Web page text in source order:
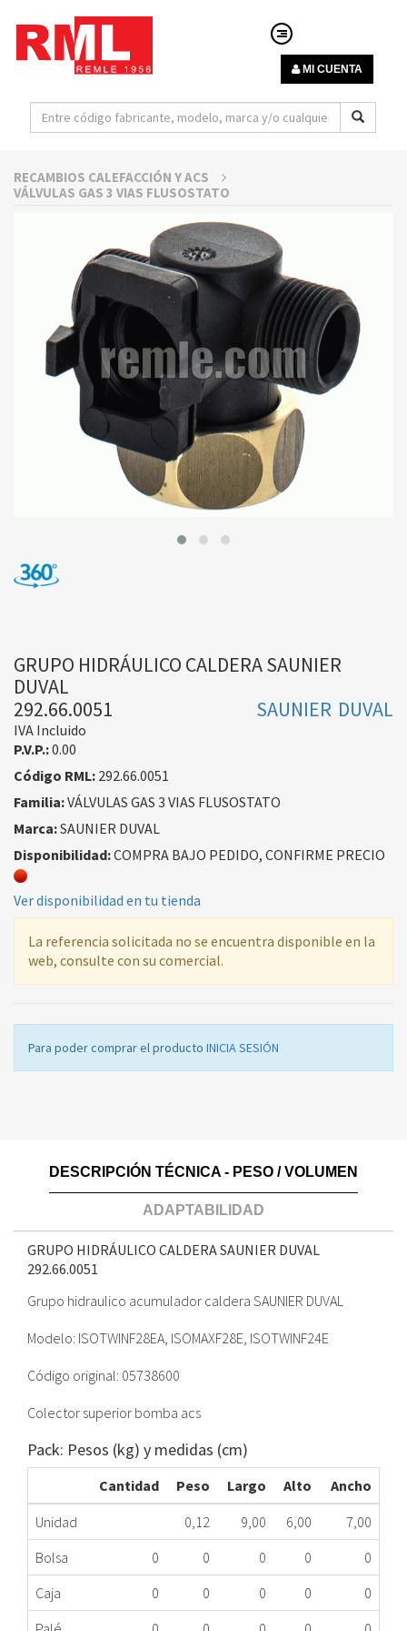
MI CUENTA
RECAMBIOS CALEFACCIÓN Y ACS
VÁLVULAS GAS 3 VIAS FLUSOSTATO
GRUPO HIDRÁULICO CALDERA SAUNIER
DUVAL
292.66.0051
SAUNIER DUVAL
IVA Incluido
P.V.P.:0.00
Código RML: 292.66.0051
Familia:VÁLVULAS GAS 3 VIAS FLUSOSTATO
Marca:SAUNIER DUVAL
Disponibilidad:COMPRA BAJO PEDIDO, CONFIRME PRECIO
Ver disponibilidad en tu tienda
La referencia solicitada no se encuentra disponible en la
web, consulte con su comercial.
Para poder comprar el producto INICIA SESIÓN
DESCRIPCIÓN TÉCNICA - PESO / VOLUMEN
ADAPTABILIDAD
GRUPO HIDRÁULICO CALDERA SAUNIER DUVAL
292.66.0051
Grupo hidraulico acumulador caldera SAUNIER DUVAL
Modelo: ISOTWINF28EA, ISOMAXF28E, ISOTWINF24E
Código original: 05738600
Colector superior bomba acs
Pack: Pesos (kg) y medidas (cm)
Cantidad Peso Largo Alto
Ancho
Unidad
0,12 9,00 6,00
7,00
Bolsa
0 0 0 0
0
Caja
0 0 0 0
0